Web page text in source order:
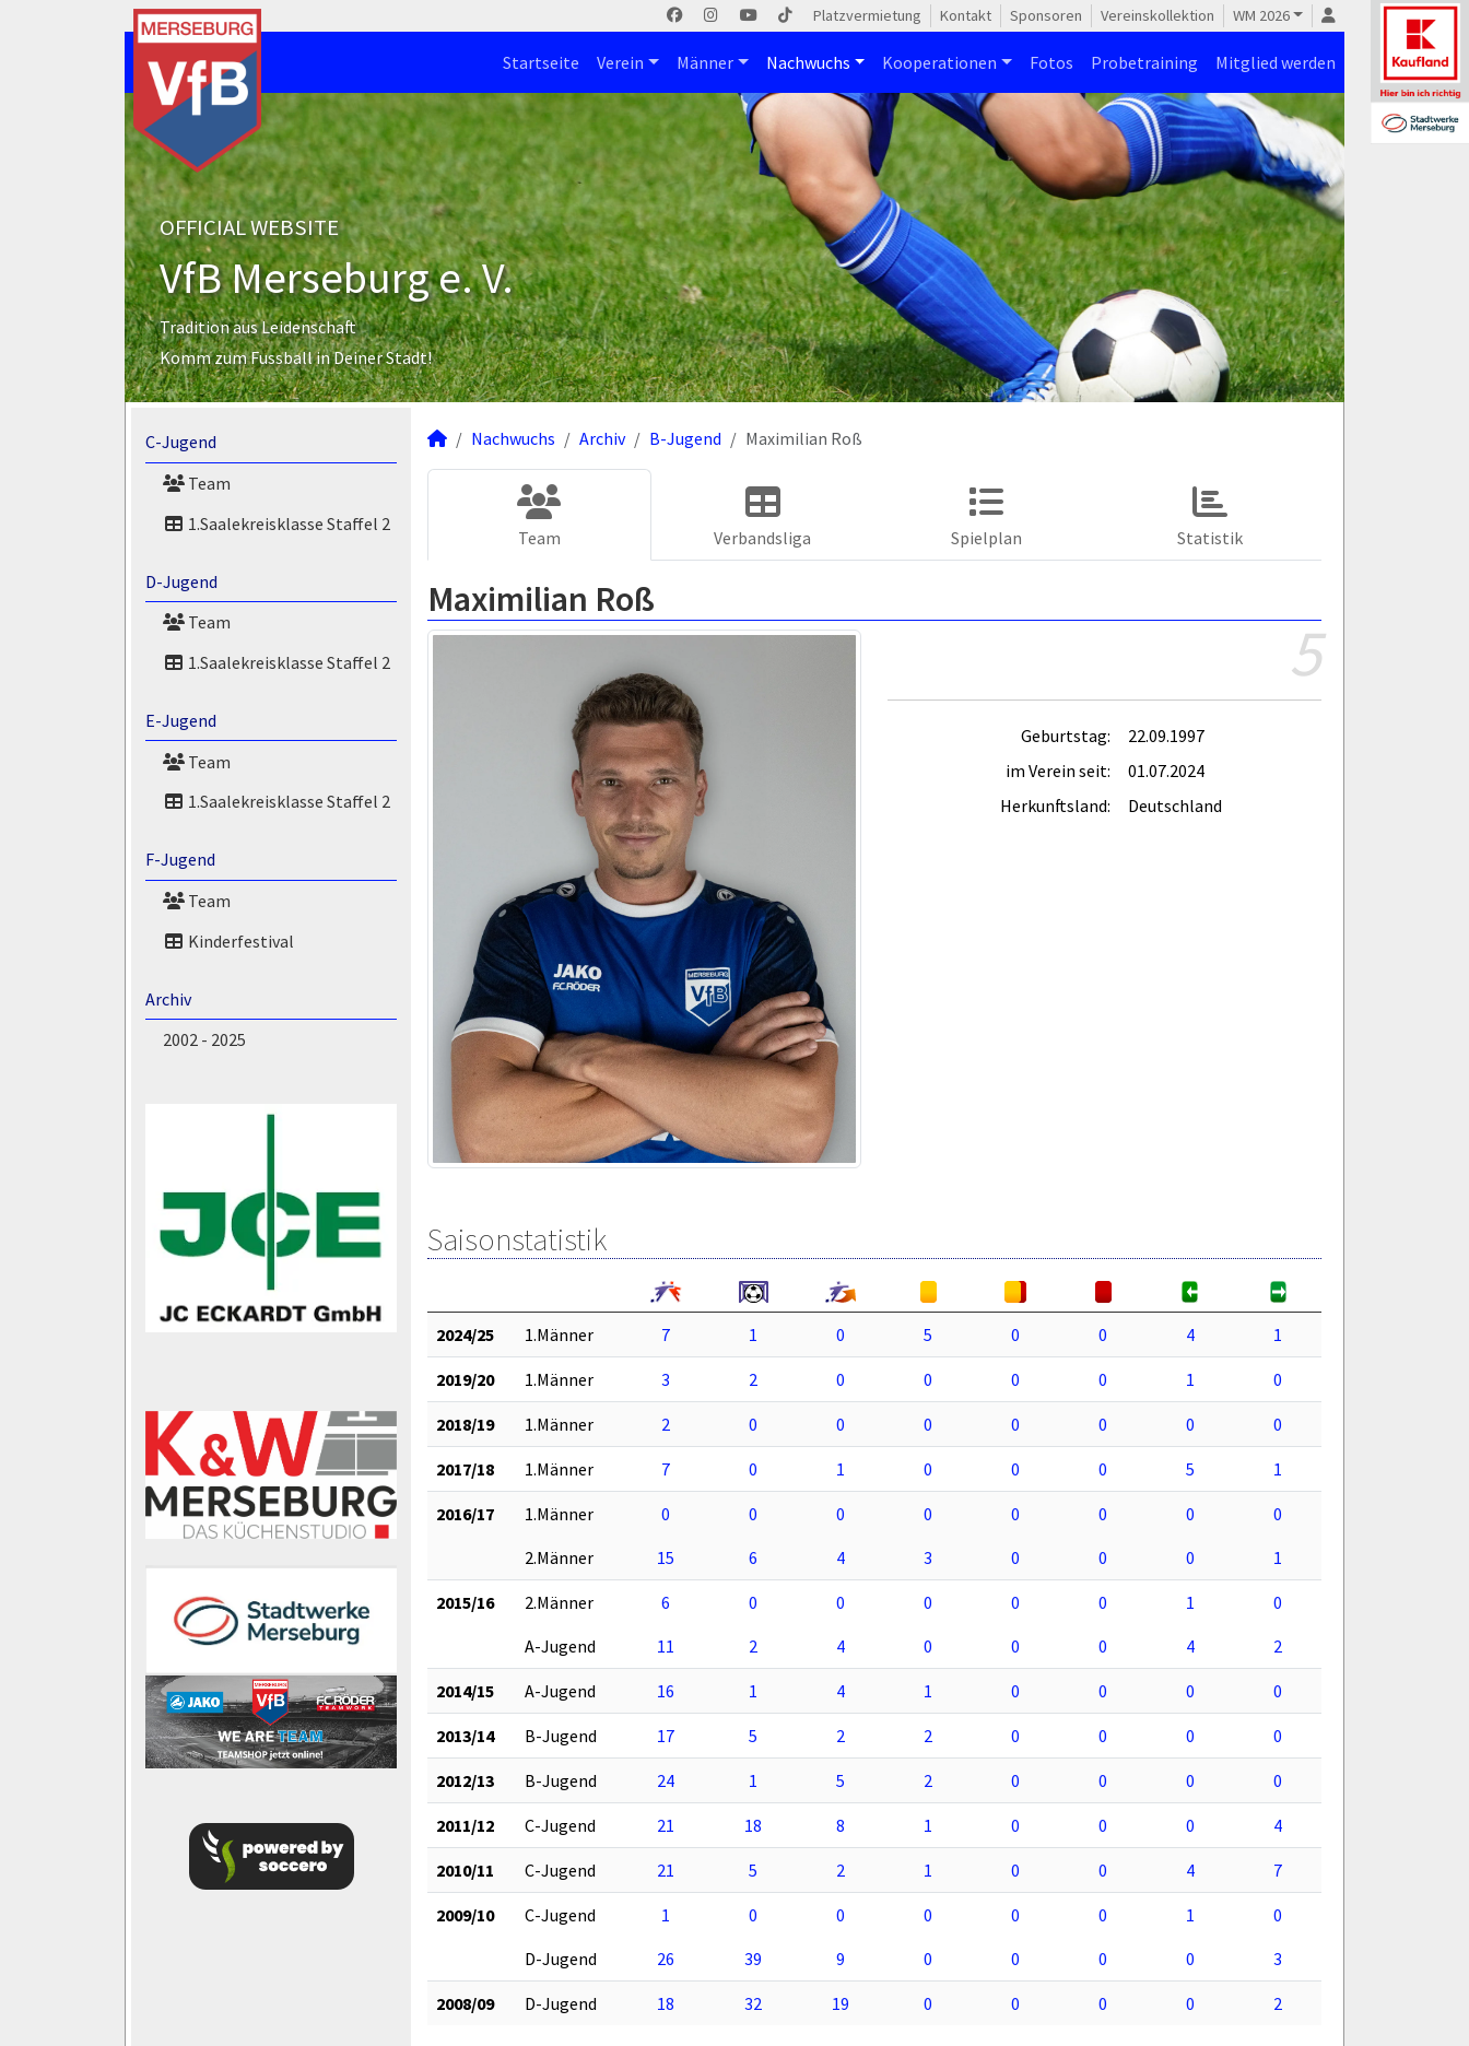
Platzvermietung Kontakt Sponsoren Vereinskollektion WM 2026
Startseite Verein Männer Nachwuchs Kooperationen Fotos Probetraining Mitglied werden
OFFICIAL WEBSITE
VfB Merseburg e. V.
Tradition aus Leidenschaft
Komm zum Fussball in Deiner Stadt!
C-Jugend
Team
1.Saalekreisklasse Staffel 2
D-Jugend
Team
1.Saalekreisklasse Staffel 2
E-Jugend
Team
1.Saalekreisklasse Staffel 2
F-Jugend
Team
Kinderfestival
Archiv
2002 - 2025
Nachwuchs Archiv B-Jugend Maximilian Roß
Team Verbandsliga Spielplan Statistik
Maximilian Roß
5
Geburtstag:
22.09.1997
im Verein seit:
01.07.2024
Herkunftsland:
Deutschland
Saisonstatistik
2024/25 1.Männer 7 1 0 5 0 0 4 1
2019/20 1.Männer 3 2 0 0 0 0 1 0
2018/19 1.Männer 2 0 0 0 0 0 0 0
2017/18 1.Männer 7 0 1 0 0 0 5 1
2016/17 1.Männer 0 0 0 0 0 0 0
0
2.Männer
15 6 4 3 0 0 0 1
2015/16 2.Männer 6 0 0 0 0 0 1
0
A-Jugend
11 2 4 0 0 0 4 2
2014/15 A-Jugend 16 1 4 1 0 0 0 0
2013/14 B-Jugend 17 5 2 2 0 0 0 0
2012/13 B-Jugend 24 1 5 2 0 0 0 0
2011/12 C-Jugend 21 18 8 1 0 0 0 4
2010/11 C-Jugend 21 5 2 1 0 0 4 7
2009/10 C-Jugend 1 0 0 0 0 0 1
0
D-Jugend
26 39 9 0 0 0 0 3
2008/09 D-Jugend 18 32 19 0 0 0 0 2